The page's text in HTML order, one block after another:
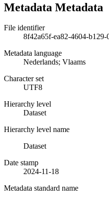
Metadata Metadata
File identifier
8f42a65f-ea82-4604-
Metadata language
Nederlands; Vlaams
Character set
UTF8
Hierarchy level
Dataset
Hierarchy level name
Dataset
Date stamp
2024-11-18
Metadata standard name